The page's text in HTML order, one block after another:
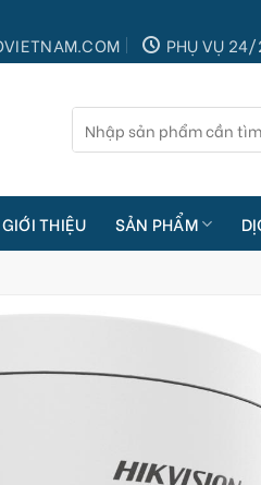
PHỤ VỤ
kiếm:
GIỚI THIỆU SẢN PHẨM